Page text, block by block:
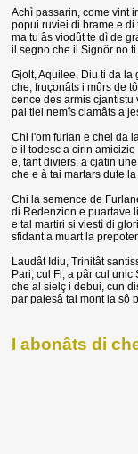
Achì passarin, come vint
popui ruviei di brame e di
ma tu âs viodût te dì de
il segno che il Signôr no
Gjolt, Aquilee, Diu ti da la
che, fruçonâts i mûrs de
cence des armis cjantistu
pai tiei nemîs clamâts a
Chi l'om furlan e chel da
e il todesc a cirin amicizie
e, tant diviers, a cjatin
che e à tai martars dute
Chi la semence de
di Redenzion e puartave
e tal martiri si viestì di
sfidant a muart la
Laudât Idiu, Trinitât
Pari, cul Fi, a pâr cul unic
che al sielç i debui, cun
par palesâ tal mont la sô
I abonâts di